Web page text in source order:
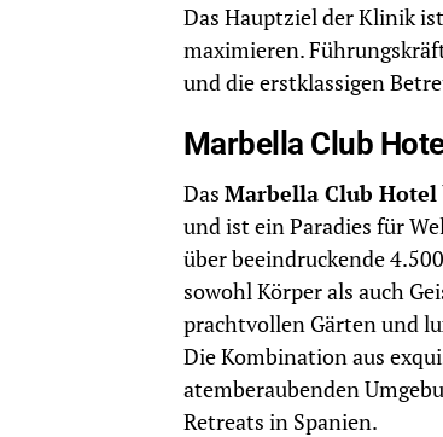
Das Hauptziel der Klinik
maximieren.
und die erstklassigen
Marbella Club
Das Marbella Club Hotel
und ist ein Paradies für
über beeindruckende
sowohl Körper als auch
prachtvollen Gärten und
Die Kombination aus
atemberaubenden
Retreats in Spanien.